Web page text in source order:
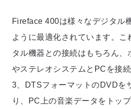
Fireface 400は様々なデジタル
ように最適化されています。こ
タル機器との接続はもちろん、
やステレオシステムとPCを接
3、DTSフォーマットのDVDを
り、PC上の音楽データをトッ